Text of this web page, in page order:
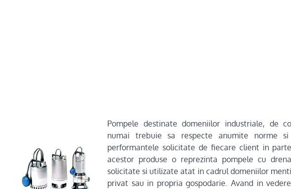
Pompele destinate domeniilor industriale, de
numai trebuie sa respecte anumite norme
performantele solicitate de fiecare client in
acestor produse o reprezinta pompele cu
solicitate si utilizate atat in cadrul domeniilor
privat sau in propria gospodarie. Avand in